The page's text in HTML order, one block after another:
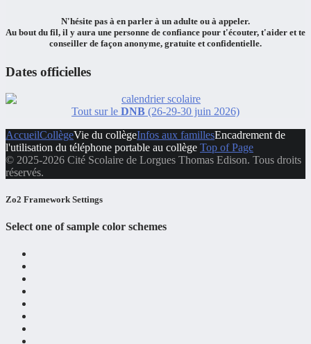
N'hésite pas à en parler à un adulte ou à appeler.
Au bout du fil, il y aura une personne de confiance pour t'écouter, t'aider et te
conseiller de façon anonyme, gratuite et confidentielle.
Dates officielles
Tout sur le DNB (26-29-30 juin 2026)
AccueilCollègeVie du collègeInfos aux famillesEncadrement de
l'utilisation du téléphone portable au collège Top of Page
© 2025-2026 Cité Scolaire de Lorgues Thomas Edison. Tous droits
réservés.
Zo2 Framework Settings
Select one of sample color schemes